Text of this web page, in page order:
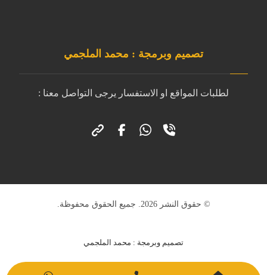
تصميم وبرمجة : محمد الملجمي
لطلبات المواقع او الاستفسار يرجى التواصل معنا :
© حقوق النشر 2026. جميع الحقوق محفوظة.
تصميم وبرمجة : محمد الملجمي